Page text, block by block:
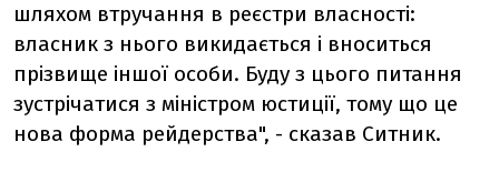
шляхом втручання в реєстри власності:
власник з нього викидається і вноситься
прізвище іншої особи. Буду з цього питання
зустрічатися з міністром юстиції, тому що це
нова форма рейдерства", - сказав Ситник.